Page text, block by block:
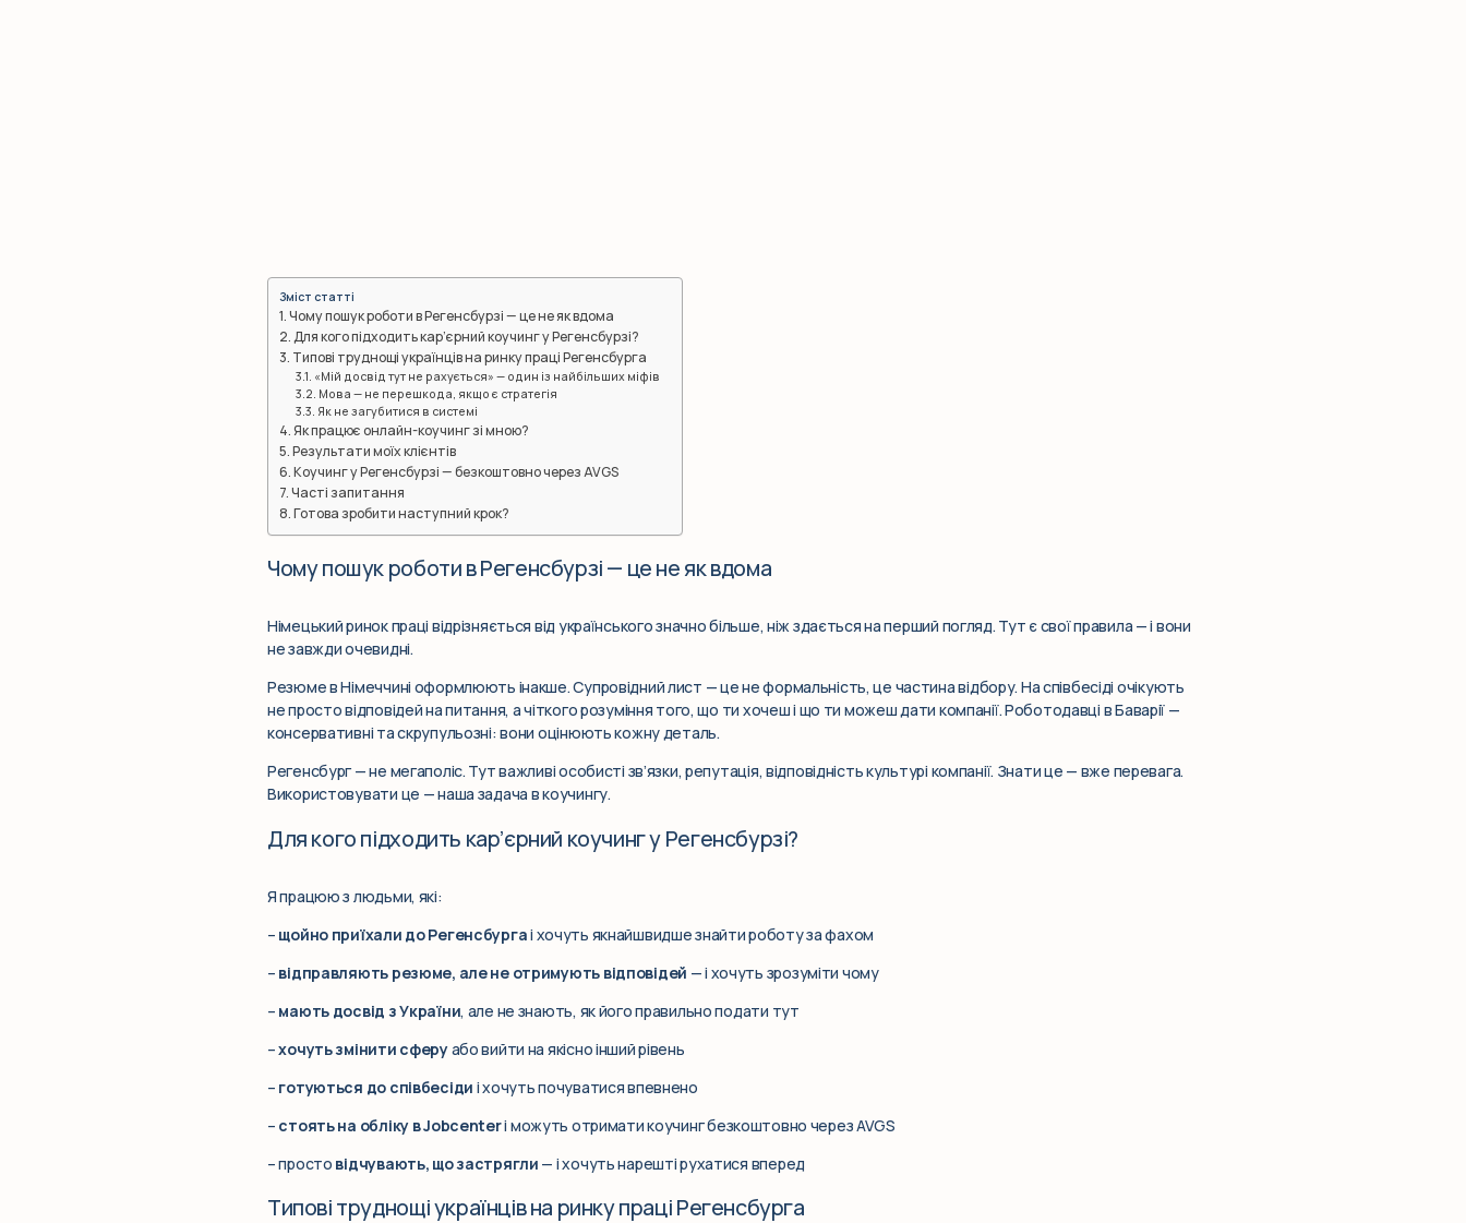
Зміст статті
Чому пошук роботи в Регенсбурзі — це не як вдома
Для кого підходить кар’єрний коучинг у Регенсбурзі?
Типові труднощі українців на ринку праці Регенсбурга
«Мій досвід тут не рахується» — один із найбільших міфів
Мова — не перешкода, якщо є стратегія
Як не загубитися в системі
Як працює онлайн-коучинг зі мною?
Результати моїх клієнтів
Коучинг у Регенсбурзі — безкоштовно через AVGS
Часті запитання
Готова зробити наступний крок?
Чому пошук роботи в Регенсбурзі — це не як вдома
Німецький ринок праці відрізняється від українського значно більше, ніж здається на перший погляд. Тут є свої правила — і вони
не завжди очевидні.
Резюме в Німеччині оформлюють інакше. Супровідний лист — це не формальність, це частина відбору. На співбесіді очікують
не просто відповідей на питання, а чіткого розуміння того, що ти хочеш і що ти можеш дати компанії. Роботодавці в Баварії —
консервативні та скрупульозні: вони оцінюють кожну деталь.
Регенсбург — не мегаполіс. Тут важливі особисті зв’язки, репутація, відповідність культурі компанії. Знати це — вже перевага.
Використовувати це — наша задача в коучингу.
Для кого підходить кар’єрний коучинг у Регенсбурзі?
Я працюю з людьми, які:
– щойно приїхали до Регенсбургаі хочуть якнайшвидше знайти роботу за фахом
– відправляють резюме, але не отримують відповідей — і хочуть зрозуміти чому
– мають досвід з України, але не знають, як його правильно подати тут
–хочуть змінити сферуабо вийти на якісно інший рівень
– готуються до співбесіди і хочуть почуватися впевнено
– стоять на обліку в Jobcenterі можуть отримати коучинг безкоштовно через AVGS
– просто відчувають, що застрягли — і хочуть нарешті рухатися вперед
Типові труднощі українців на ринку праці Регенсбурга